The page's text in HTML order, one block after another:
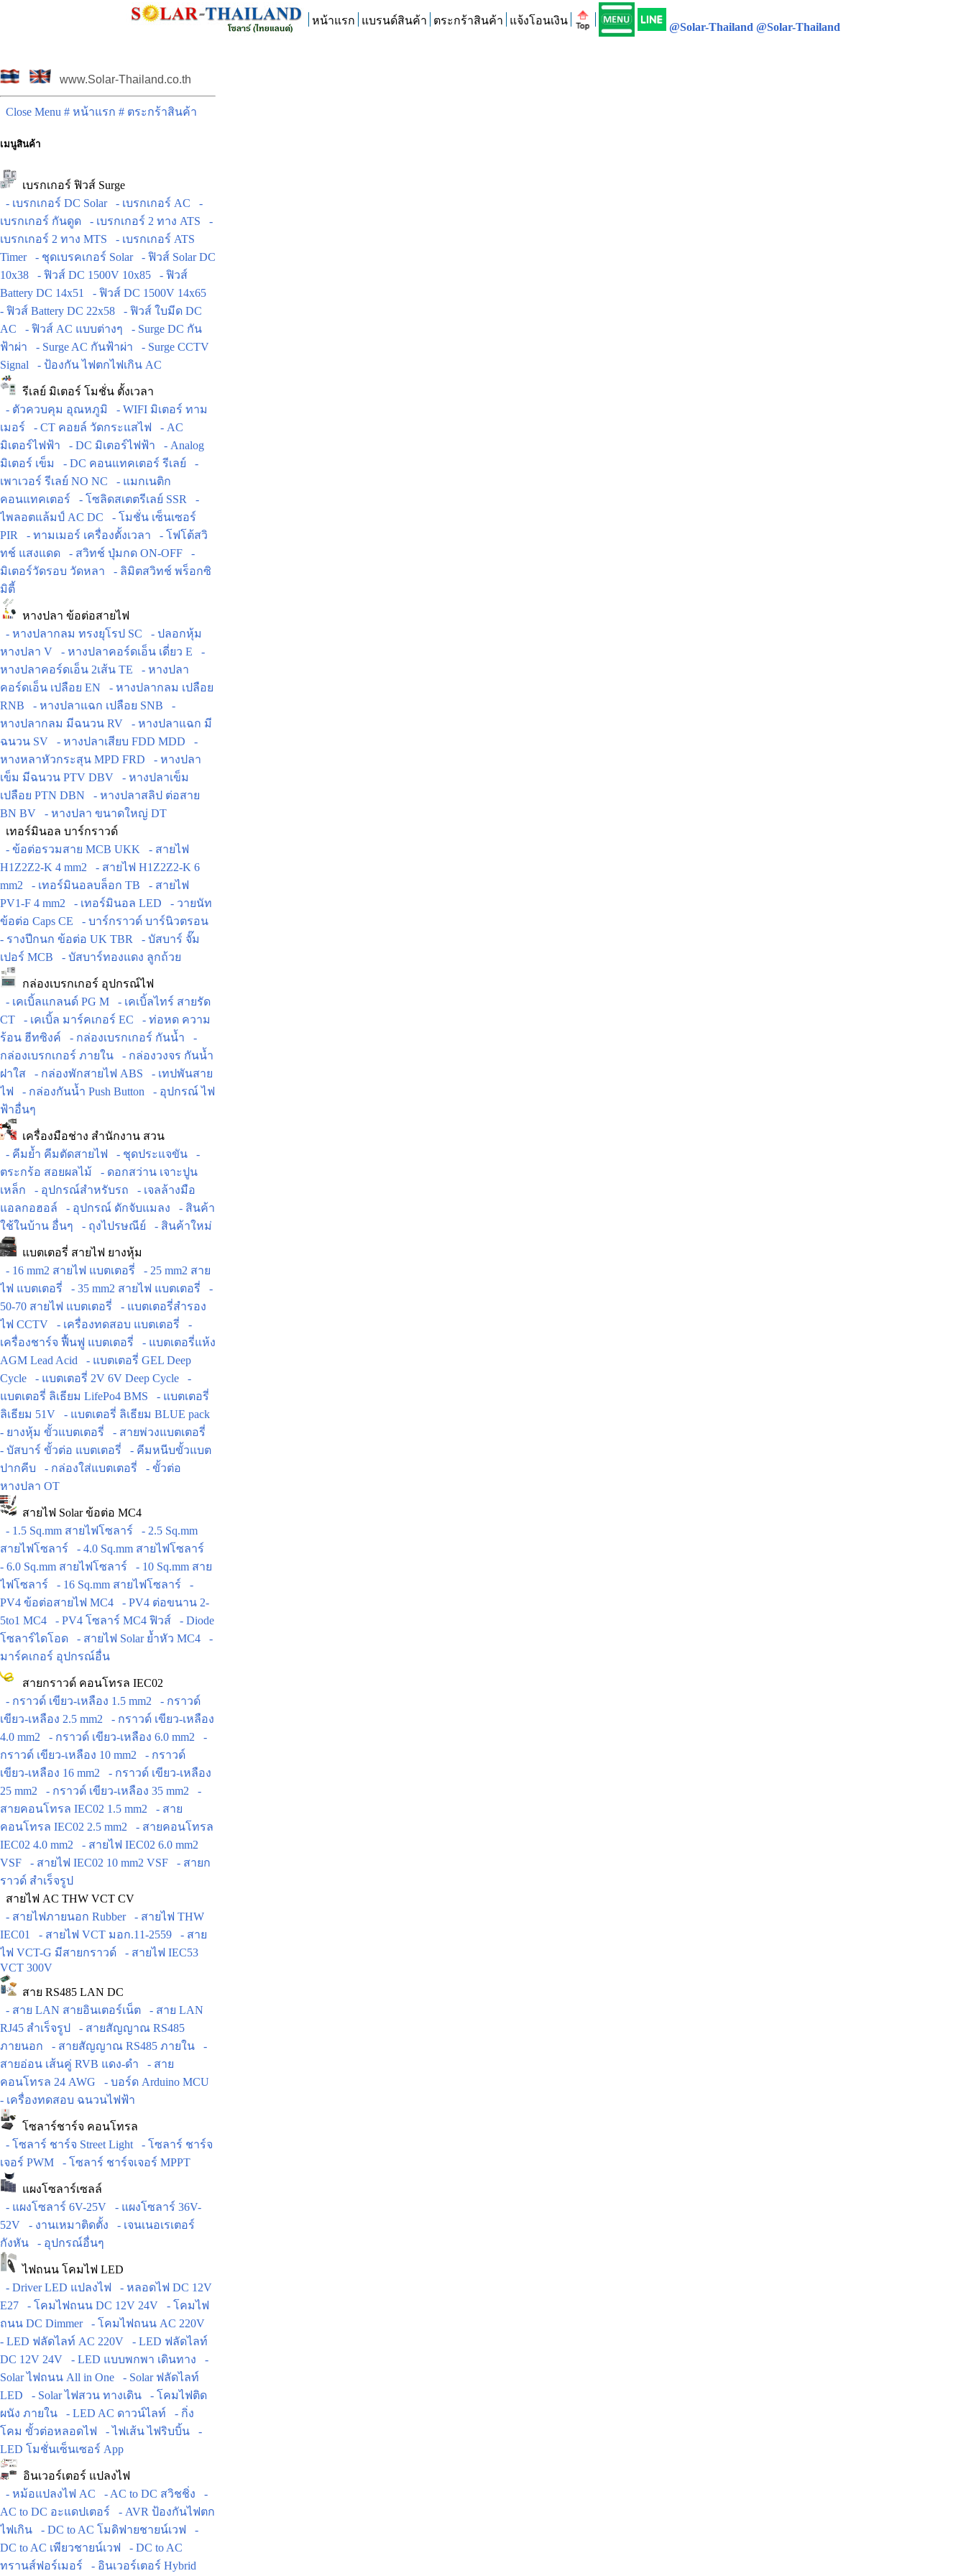
หน้าแรก แบรนด์สินค้า ตระกร้าสินค้า แจ้งโอนเงิน
@Solar-Thailand @Solar-Thailand
www.Solar-Thailand.co.th
Close Menu # หน้าแรก # ตระกร้าสินค้า
เมนูสินค้า
เบรกเกอร์ ฟิวส์ Surge
- เบรกเกอร์ DC Solar
- เบรกเกอร์ AC
-
เบรกเกอร์ กันดูด
- เบรกเกอร์ 2 ทาง ATS
-
เบรกเกอร์ 2 ทาง MTS
- เบรกเกอร์ ATS
Timer
- ชุดเบรคเกอร์ Solar
- ฟิวส์ Solar DC
10x38
- ฟิวส์ DC 1500V 10x85
- ฟิวส์
Battery DC 14x51
- ฟิวส์ DC 1500V 14x65
- ฟิวส์ Battery DC 22x58
- ฟิวส์ ใบมีด DC
AC
- ฟิวส์ AC แบบต่างๆ
- Surge DC กัน
ฟ้าผ่า
- Surge AC กันฟ้าผ่า
- Surge CCTV
Signal
- ป้องกัน ไฟตกไฟเกิน AC
รีเลย์ มิเตอร์ โมชั่น ตั้งเวลา
- ตัวควบคุม อุณหภูมิ
- WIFI มิเตอร์ ทาม
เมอร์
- CT คอยล์ วัดกระแสไฟ
- AC
มิเตอร์ไฟฟ้า
- DC มิเตอร์ไฟฟ้า
- Analog
มิเตอร์ เข็ม
- DC คอนแทคเตอร์ รีเลย์
-
เพาเวอร์ รีเลย์ NO NC
- แมกเนติก
คอนแทคเตอร์
- โซลิดสเตตรีเลย์ SSR
-
ไพลอตแล้มป์ AC DC
- โมชั่น เซ็นเซอร์
PIR
- ทามเมอร์ เครื่องตั้งเวลา
- โฟโต้สวิ
ทช์ แสงแดด
- สวิทช์ ปุ่มกด ON-OFF
-
มิเตอร์วัดรอบ วัดหลา
- ลิมิตสวิทช์ พร็อกซิ
มิตี้
หางปลา ข้อต่อสายไฟ
- หางปลากลม ทรงยุโรป SC
- ปลอกหุ้ม
หางปลา V
- หางปลาคอร์ดเอ็น เดี่ยว E
-
หางปลาคอร์ดเอ็น 2เส้น TE
- หางปลา
คอร์ดเอ็น เปลือย EN
- หางปลากลม เปลือย
RNB
- หางปลาแฉก เปลือย SNB
-
หางปลากลม มีฉนวน RV
- หางปลาแฉก มี
ฉนวน SV
- หางปลาเสียบ FDD MDD
-
หางหลาหัวกระสุน MPD FRD
- หางปลา
เข็ม มีฉนวน PTV DBV
- หางปลาเข็ม
เปลือย PTN DBN
- หางปลาสลิป ต่อสาย
BN BV
- หางปลา ขนาดใหญ่ DT
เทอร์มินอล บาร์กราวด์
- ข้อต่อรวมสาย MCB UKK
- สายไฟ
H1Z2Z2-K 4 mm2
- สายไฟ H1Z2Z2-K 6
mm2
- เทอร์มินอลบล็อก TB
- สายไฟ
PV1-F 4 mm2
- เทอร์มินอล LED
- วายนัท
ข้อต่อ Caps CE
- บาร์กราวด์ บาร์นิวตรอน
- รางปีกนก ข้อต่อ UK TBR
- บัสบาร์ จั๊ม
เปอร์ MCB
- บัสบาร์ทองแดง ลูกถ้วย
กล่องเบรกเกอร์ อุปกรณ์ไฟ
- เคเบิ้ลแกลนด์ PG M
- เคเบิ้ลไทร์ สายรัด
CT
- เคเบิ้ล มาร์คเกอร์ EC
- ท่อหด ความ
ร้อน ฮีทซิงค์
- กล่องเบรกเกอร์ กันน้ำ
-
กล่องเบรกเกอร์ ภายใน
- กล่องวงจร กันน้ำ
ฝาใส
- กล่องพักสายไฟ ABS
- เทปพันสาย
ไฟ
- กล่องกันน้ำ Push Button
- อุปกรณ์ ไฟ
ฟ้าอื่นๆ
เครื่องมือช่าง สำนักงาน สวน
- คีมย้ำ คีมตัดสายไฟ
- ชุดประแจขัน
-
ตระกร้อ สอยผลไม้
- ดอกสว่าน เจาะปูน
เหล็ก
- อุปกรณ์สำหรับรถ
- เจลล้างมือ
แอลกอฮอล์
- อุปกรณ์ ดักจับแมลง
- สินค้า
ใช้ในบ้าน อื่นๆ
- ถุงไปรษณีย์ - สินค้าใหม่
แบตเตอรี่ สายไฟ ยางหุ้ม
- 16 mm2 สายไฟ แบตเตอรี่
- 25 mm2 สาย
ไฟ แบตเตอรี่
- 35 mm2 สายไฟ แบตเตอรี่
-
50-70 สายไฟ แบตเตอรี่
- แบตเตอรี่สำรอง
ไฟ CCTV
- เครื่องทดสอบ แบตเตอรี่
-
เครื่องชาร์จ ฟื้นฟู แบตเตอรี่
- แบตเตอรี่แห้ง
AGM Lead Acid
- แบตเตอรี่ GEL Deep
Cycle
- แบตเตอรี่ 2V 6V Deep Cycle
-
แบตเตอรี่ ลิเธียม LifePo4 BMS
- แบตเตอรี่
ลิเธียม 51V
- แบตเตอรี่ ลิเธียม BLUE pack
- ยางหุ้ม ขั้วแบตเตอรี่
- สายพ่วงแบตเตอรี่
- บัสบาร์ ขั้วต่อ แบตเตอรี่
- คีมหนีบขั้วแบต
ปากคีบ
- กล่องใส่แบตเตอรี่
- ขั้วต่อ
หางปลา OT
สายไฟ Solar ข้อต่อ MC4
- 1.5 Sq.mm สายไฟโซลาร์
- 2.5 Sq.mm
สายไฟโซลาร์
- 4.0 Sq.mm สายไฟโซลาร์
- 6.0 Sq.mm สายไฟโซลาร์
- 10 Sq.mm สาย
ไฟโซลาร์
- 16 Sq.mm สายไฟโซลาร์
-
PV4 ข้อต่อสายไฟ MC4
- PV4 ต่อขนาน 2-
5to1 MC4
- PV4 โซลาร์ MC4 ฟิวส์
- Diode
โซลาร์ไดโอด
- สายไฟ Solar ย้ำหัว MC4
-
มาร์คเกอร์ อุปกรณ์อื่น
สายกราวด์ คอนโทรล IEC02
- กราวด์ เขียว-เหลือง 1.5 mm2
- กราวด์
เขียว-เหลือง 2.5 mm2
- กราวด์ เขียว-เหลือง
4.0 mm2
- กราวด์ เขียว-เหลือง 6.0 mm2
-
กราวด์ เขียว-เหลือง 10 mm2
- กราวด์
เขียว-เหลือง 16 mm2
- กราวด์ เขียว-เหลือง
25 mm2
- กราวด์ เขียว-เหลือง 35 mm2
-
สายคอนโทรล IEC02 1.5 mm2
- สาย
คอนโทรล IEC02 2.5 mm2
- สายคอนโทรล
IEC02 4.0 mm2
- สายไฟ IEC02 6.0 mm2
VSF
- สายไฟ IEC02 10 mm2 VSF
- สายก
ราวด์ สำเร็จรูป
สายไฟ AC THW VCT CV
- สายไฟภายนอก Rubber
- สายไฟ THW
IEC01
- สายไฟ VCT มอก.11-2559
- สาย
ไฟ VCT-G มีสายกราวด์
- สายไฟ IEC53
VCT 300V
สาย RS485 LAN DC
- สาย LAN สายอินเตอร์เน็ต
- สาย LAN
RJ45 สำเร็จรูป
- สายสัญญาณ RS485
ภายนอก
- สายสัญญาณ RS485 ภายใน
-
สายอ่อน เส้นคู่ RVB แดง-ดำ
- สาย
คอนโทรล 24 AWG
- บอร์ด Arduino MCU
- เครื่องทดสอบ ฉนวนไฟฟ้า
โซลาร์ชาร์จ คอนโทรล
- โซลาร์ ชาร์จ Street Light
- โซลาร์ ชาร์จ
เจอร์ PWM
- โซลาร์ ชาร์จเจอร์ MPPT
แผงโซลาร์เซลล์
- แผงโซลาร์ 6V-25V
- แผงโซลาร์ 36V-
52V
- งานเหมาติดตั้ง
- เจนเนอเรเตอร์
กังหัน
- อุปกรณ์อื่นๆ
ไฟถนน โคมไฟ LED
- Driver LED แปลงไฟ
- หลอดไฟ DC 12V
E27
- โคมไฟถนน DC 12V 24V
- โคมไฟ
ถนน DC Dimmer
- โคมไฟถนน AC 220V
- LED ฟลัดไลท์ AC 220V
- LED ฟลัดไลท์
DC 12V 24V
- LED แบบพกพา เดินทาง
-
Solar ไฟถนน All in One
- Solar ฟลัดไลท์
LED
- Solar ไฟสวน ทางเดิน
- โคมไฟติด
ผนัง ภายใน
- LED AC ดาวน์ไลท์
- กิ่ง
โคม ขั้วต่อหลอดไฟ
- ไฟเส้น ไฟริบบิ้น
-
LED โมชั่นเซ็นเซอร์ App
อินเวอร์เตอร์ แปลงไฟ
- หม้อแปลงไฟ AC
- AC to DC สวิชชิ่ง
-
AC to DC อะแดปเตอร์
- AVR ป้องกันไฟตก
ไฟเกิน
- DC to AC โมดิฟายชายน์เวฟ
-
DC to AC เพียวชายน์เวฟ
- DC to AC
ทรานส์ฟอร์เมอร์
- อินเวอร์เตอร์ Hybrid